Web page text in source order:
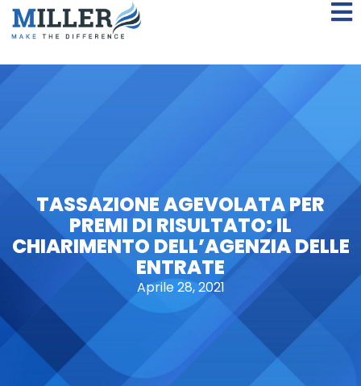
TASSAZIONE AGEVOLATA PER
PREMI DI RISULTATO: IL
CHIARIMENTO DELL’AGENZIA DELLE
ENTRATE
Aprile 28, 2021